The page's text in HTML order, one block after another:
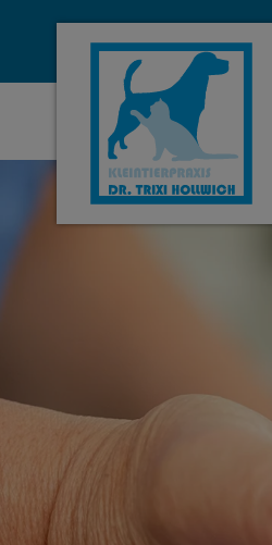
Homepage